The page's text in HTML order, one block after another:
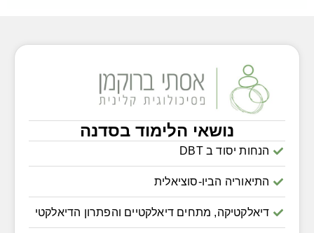
נושאי הלימוד בסדנה
הנחות יסוד ב DBT
התיאוריה הביו-סוציאלית
דיאלקטיקה, מתחים דיאלקטיים והפתרון הדיאלקטי